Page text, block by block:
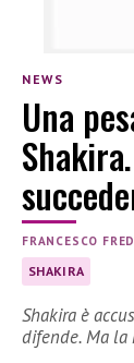
NEWS
Una
FRANCESCO
SHAKIRA
Shakira è
difende. Ma